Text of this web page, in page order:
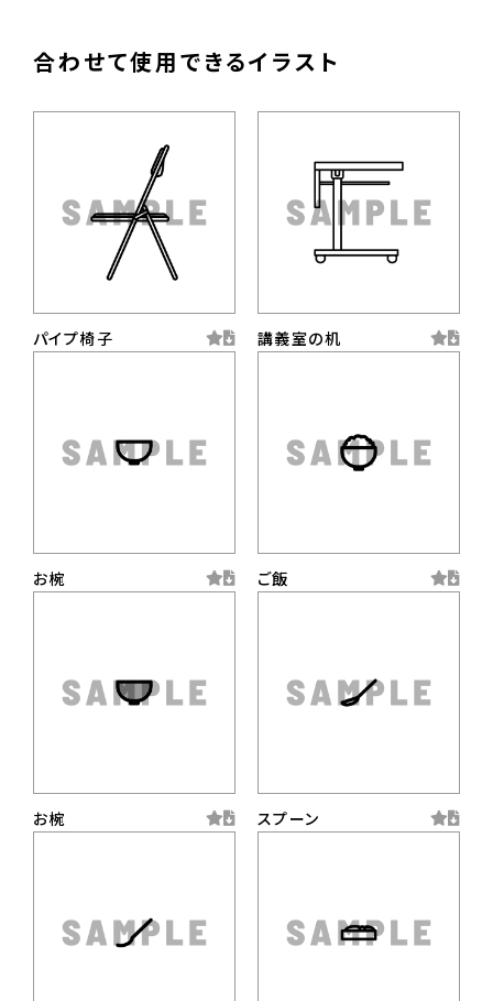
合わせて使用できるイラスト
パイプ椅子 講義室の机
お椀 ご飯
お椀 スプーン